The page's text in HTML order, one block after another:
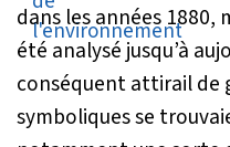
dans les années 1880,
été analysé jusqu’à
conséquent attirail de
symboliques se